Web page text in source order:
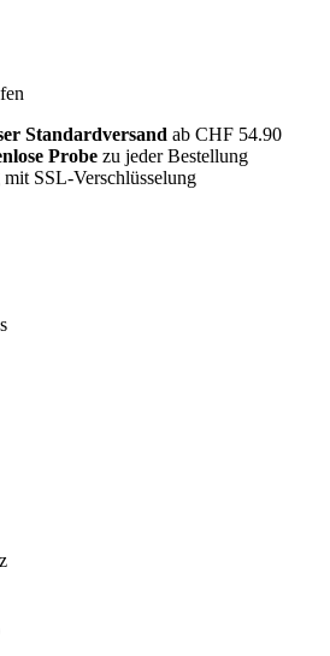
Standardversand ab CHF 54.90
Probe zu jeder Bestellung
mit SSL-Verschlüsselung